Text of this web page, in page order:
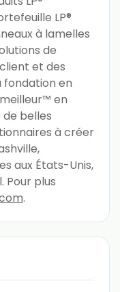
LP®
à lamelles
de
et des
fondation en
en
belles
à créer
aux États-Unis,
Pour plus
.